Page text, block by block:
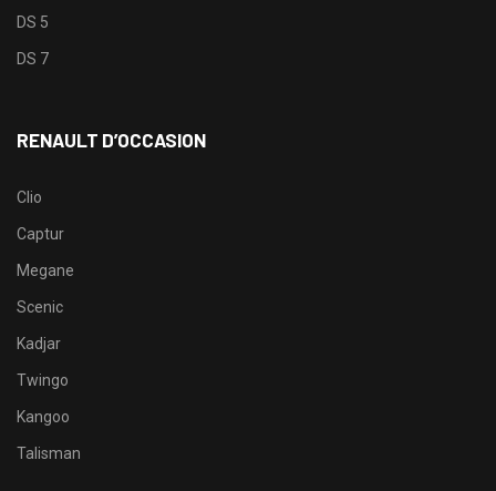
DS 5
DS 7
RENAULT D’OCCASION
Clio
Captur
Megane
Scenic
Kadjar
Twingo
Kangoo
Talisman